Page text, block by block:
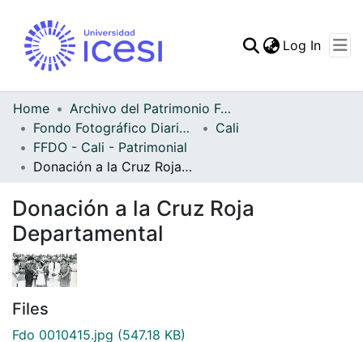
Statistics
Log In
Home
Archivo del Patrimonio Fotográfico y Fílmico del Valle del Cauca
Fondo Fotográfico Diario Occidente
Cali
FFDO - Cali - Patrimonial
Donación a la Cruz Roja Departamental
Donación a la Cruz Roja
Departamental
Files
Fdo 0010415.jpg (547.18 KB)